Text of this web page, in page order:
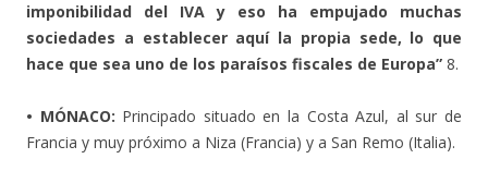
imponibilidad del IVA y eso ha empujado muchas
sociedades a establecer aquí la propia sede, lo que
hace que sea uno de los paraísos fiscales de Europa” 8.
• MÓNACO: Principado situado en la Costa Azul, al sur de
Francia y muy próximo a Niza (Francia) y a San Remo (Italia).